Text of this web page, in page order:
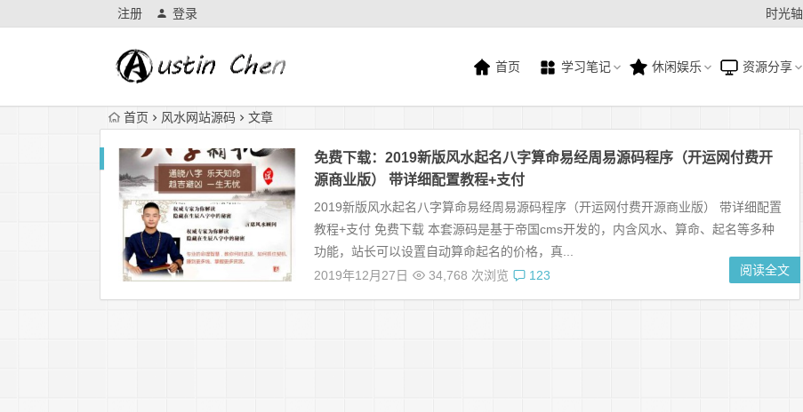
注册 登录 时光轴
首页 学习笔记 休闲娱乐 资源分享
首页 风水网站源码 文章
免费下载：2019新版风水起名八字算命易经周易源码程序（开运网付费开
源商业版） 带详细配置教程+支付
2019新版风水起名八字算命易经周易源码程序（开运网付费开源商业版） 带详细配置
教程+支付 免费下载 本套源码是基于帝国cms开发的，内含风水、算命、起名等多种
功能，站长可以设置自动算命起名的价格，真...
2019年12月27日
34,768 次浏览 123 阅读全文